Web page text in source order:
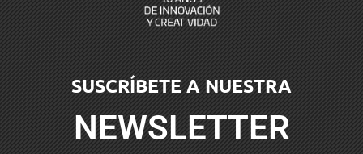
SUSCRÍBETE A NUESTRA
NEWSLETTER